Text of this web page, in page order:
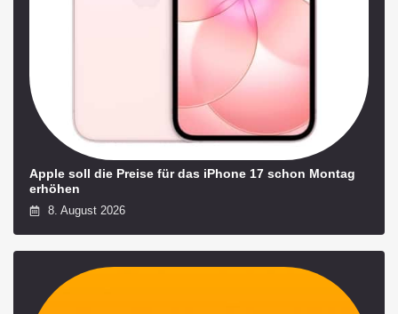
Apple soll die Preise für das iPhone 17 schon Montag
erhöhen
8. August 2026